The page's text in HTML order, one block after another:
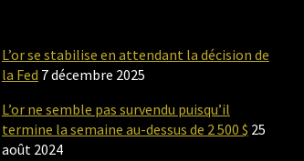
L’or se stabilise en attendant la décision de
la Fed 7 décembre 2025
L’or ne semble pas survendu puisqu’il
termine la semaine au-dessus de 2 500 $ 25
août 2024